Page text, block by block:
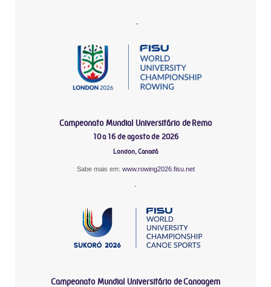
-
Campeonato Mundial Universitário de Remo
10 a 16 de agosto de 2026
London, Canadá
Sabe mais em: www.rowing2026.fisu.net
-
Campeonato Mundial Universitário de Canoagem